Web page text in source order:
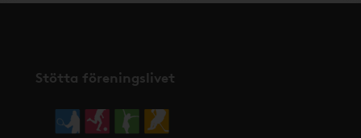
Stötta föreningslivet